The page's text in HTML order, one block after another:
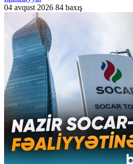
04 avqust 2026 84 baxış